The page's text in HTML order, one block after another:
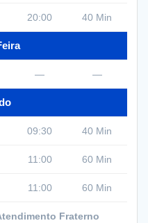
20:00 40 Min
— —
09:30 40 Min
11:00 60 Min
11:00 60 Min
Fraterno